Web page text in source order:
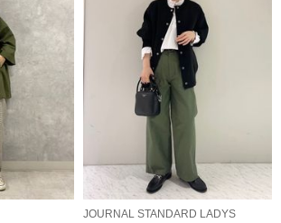
JOURNAL STANDARD LADYS